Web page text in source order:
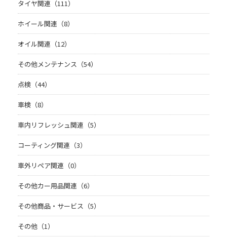
タイヤ関連（111）
ホイール関連（8）
オイル関連（12）
その他メンテナンス（54）
点検（44）
車検（8）
車内リフレッシュ関連（5）
コーティング関連（3）
車外リペア関連（0）
その他カー用品関連（6）
その他商品・サービス（5）
その他（1）